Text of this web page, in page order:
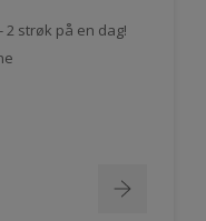
2 strøk på en dag!